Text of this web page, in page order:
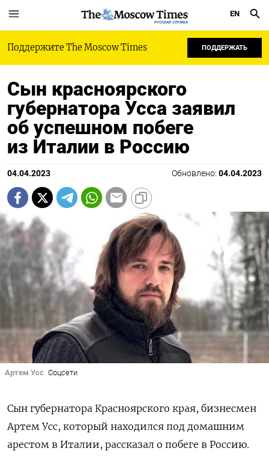
РУССКАЯ СЛУЖБА
EN
Поддержите The Moscow Times ПОДДЕРЖАТЬ
Сын красноярского
губернатора Усса заявил
об успешном побеге
из Италии в Россию
04.04.2023 Обновлено: 04.04.2023
Артем Усс Соцсети
Сын губернатора Красноярского края, бизнесмен
Артем Усс, который находился под домашним
арестом в Италии, рассказал о побеге в Россию.